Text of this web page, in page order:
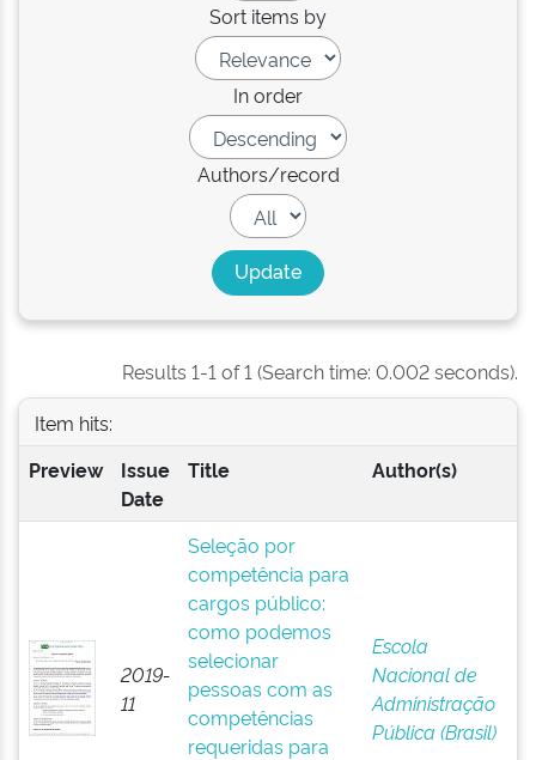
Sort items by
In order
Authors/record
Results 1-1 of 1 (Search time: 0.002 seconds).
Item hits:
Preview
Issue
Date
Title Author(s)
2019-
11
Seleção por
competência para
cargos público:
como podemos
selecionar
pessoas com as
competências
requeridas para
Escola
Nacional de
Administração
Pública (Brasil)